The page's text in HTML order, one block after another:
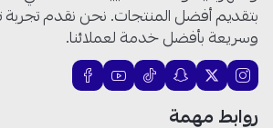
بتقديم أفضل المنتجات. نحن نقدم
وسريعة بأفضل خدمة لعملائنا.
روابط مهمة